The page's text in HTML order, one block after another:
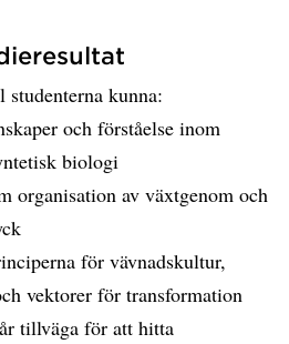
kunna:
och förståelse inom
biologi
organisation av växtgenom och
för vävnadskultur,
vektorer för transformation
tillväga för att hitta